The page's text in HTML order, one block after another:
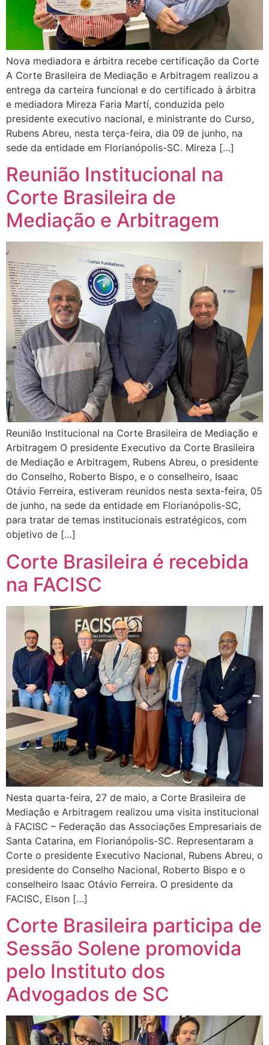
Nova mediadora e árbitra recebe certificação da Corte
A Corte Brasileira de Mediação e Arbitragem realizou a
entrega da carteira funcional e do certificado à árbitra
e mediadora Mireza Faria Martí, conduzida pelo
presidente executivo nacional, e ministrante do Curso,
Rubens Abreu, nesta terça-feira, dia 09 de junho, na
sede da entidade em Florianópolis-SC. Mireza […]
Reunião Institucional na
Corte Brasileira de
Mediação e Arbitragem
Reunião Institucional na Corte Brasileira de Mediação e
Arbitragem O presidente Executivo da Corte Brasileira
de Mediação e Arbitragem, Rubens Abreu, o presidente
do Conselho, Roberto Bispo, e o conselheiro, Isaac
Otávio Ferreira, estiveram reunidos nesta sexta-feira, 05
de junho, na sede da entidade em Florianópolis-SC,
para tratar de temas institucionais estratégicos, com
objetivo de […]
Corte Brasileira é recebida
na FACISC
Nesta quarta-feira, 27 de maio, a Corte Brasileira de
Mediação e Arbitragem realizou uma visita institucional
à FACISC – Federação das Associações Empresariais de
Santa Catarina, em Florianópolis-SC. Representaram a
Corte o presidente Executivo Nacional, Rubens Abreu, o
presidente do Conselho Nacional, Roberto Bispo e o
conselheiro Isaac Otávio Ferreira. O presidente da
FACISC, Elson […]
Corte Brasileira participa de
Sessão Solene promovida
pelo Instituto dos
Advogados de SC